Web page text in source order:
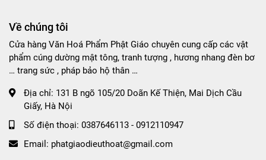
Về chúng tôi
Cửa hàng Văn Hoá Phẩm Phật Giáo chuyên cung cấp các vật
phẩm cúng dường mật tông, tranh tượng , hương nhang đèn bơ
… trang sức , pháp bảo hộ thân …
Địa chỉ: 131 B ngõ 105/20 Doãn Kế Thiện, Mai Dịch Cầu
Giấy, Hà Nội
Số điện thoại: 0387646113 - 0912110947
Email: phatgiaodieuthoat@gmail.com